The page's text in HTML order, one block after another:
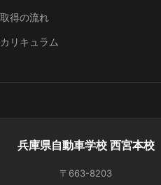
得の流れ
リキュラム
兵庫県自動車学校 西宮本校
〒663-8203